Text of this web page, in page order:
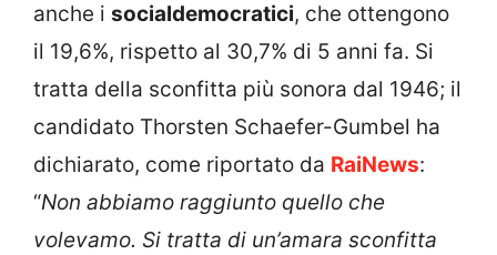
anche i socialdemocratici, che ottengono
il 19,6%, rispetto al 30,7% di 5 anni fa. Si
tratta della sconfitta più sonora dal 1946; il
candidato Thorsten Schaefer-Gumbel ha
dichiarato, come riportato da RaiNews:
“Non abbiamo raggiunto quello che
volevamo. Si tratta di un’amara sconfitta